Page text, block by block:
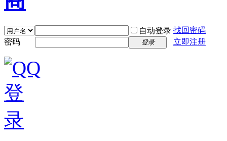
自动登录 找回密码
密码
登录 立即注册